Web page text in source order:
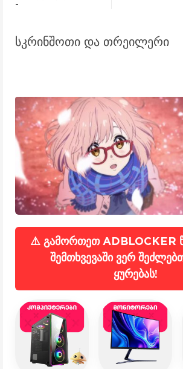
-
სკრინშოთი და თრეილერი
⚠️ გამორთეთ ADBLOCKER
შემთხვევაში ვერ
ყურებას!